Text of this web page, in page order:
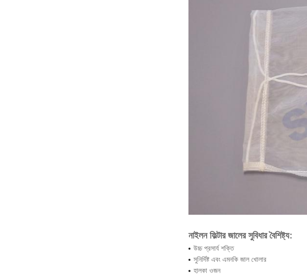
নাইলন ফিল্টার জালের সুবিধার বৈশিষ্ট্য:
উচ্চ প্রসার্য শক্তি
সুনির্দিষ্ট এবং এমনকি জাল খোলার
হালকা ওজন